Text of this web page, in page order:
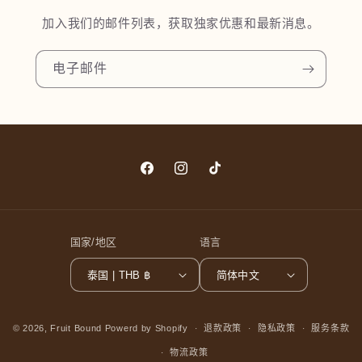
加入我们的邮件列表，获取独家优惠和最新消息。
电子邮件
FacebookInstagramTikTok
国家/地区
泰国 | THB ฿
语言
简体中文
© 2026, Fruit Bound Powerd by Shopify 退款政策 隐私政策 服务条款
物流政策